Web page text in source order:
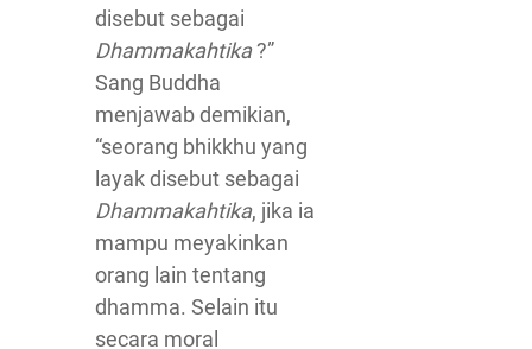
disebut sebagai
Dhammakahtika?”
Sang Buddha
menjawab demikian,
“seorang bhikkhu yang
layak disebut sebagai
Dhammakahtika, jika ia
mampu meyakinkan
orang lain tentang
dhamma. Selain itu
secara moral